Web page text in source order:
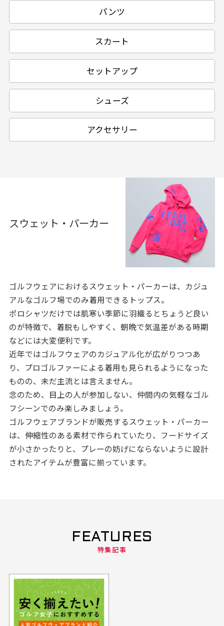
パンツ
スカート
セットアップ
シューズ
アクセサリー
スウェット・パーカー
ゴルフウェアにおけるスウェット・パーカーは、カジュ
アルなゴルフ場でのみ着用できるトップス。
ポロシャツだけでは肌寒い季節に羽織るとちょうど良い
のが特徴で、着脱もしやすく、朝晩で気温差がある時期
などには大変便利です。
近年ではゴルフウェアのカジュアル化が広がりつつあ
り、プロゴルファーによる着用も見られるようになった
ものの、未だ主流とは言えません。
念のため、目上の人が参加しない、仲間内の気軽なゴル
フシーンでのみ楽しみましょう。
ゴルフウェアブランドが販売するスウェット・パーカー
は、伸縮性のある素材で作られていたり、フードサイズ
が小さかったりと、プレーの妨げにならないように設計
されたアイテムが豊富に揃っています。
FEATURES
特集記事